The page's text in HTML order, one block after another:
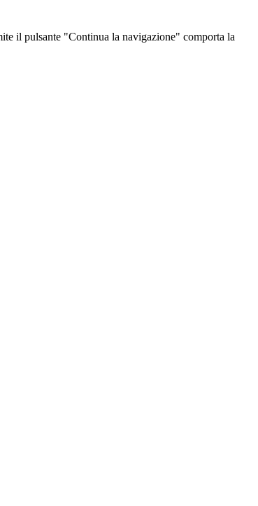
il pulsante "Continua la navigazione" comporta la